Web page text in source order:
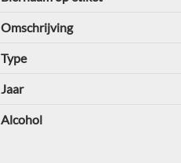
Omschrijving
Type
Jaar
Alcohol